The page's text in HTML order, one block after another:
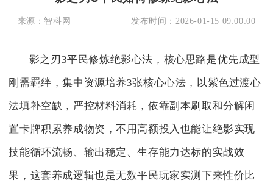
来源： 智科网 发布时间： 2026-01-15 09:00:00
影之刃3平民修炼绝影心法，核心思路是优先成型
刚需羁绊，集中资源培养3张核心心法，以紫色过渡心
法填补空缺，严控材料消耗，依靠副本刷取和分解闲
置卡牌积累养成物资，不用高额投入也能让绝影实现
技能循环流畅、输出稳定、生存能力达标的实战效
果，这套养成逻辑也是无数平民玩家实测下来性价比